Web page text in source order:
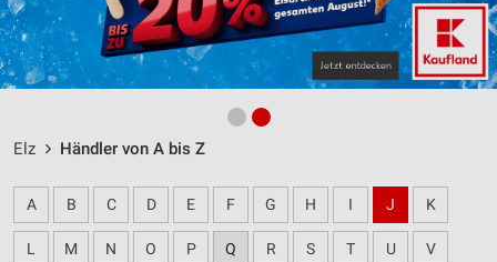
Elz Händler von A bis Z
A B C D E F G H I J K
L M N O P Q R S T U V